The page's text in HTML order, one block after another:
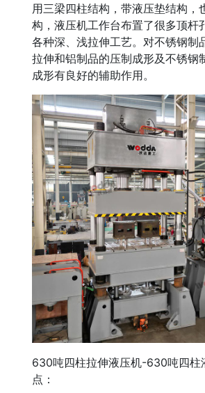
用三梁四柱结构，带液压垫结构，
构，液压机工作台布置了很多顶杆
各种深、浅拉伸工艺。对不锈钢制
拉伸和铝制品的压制成形及不锈钢
成形有良好的辅助作用。
630吨四柱拉伸液压机-630吨四柱
点：